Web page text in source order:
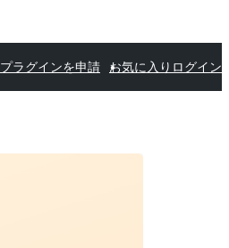
プラグインを申請 お気に入り ログイン